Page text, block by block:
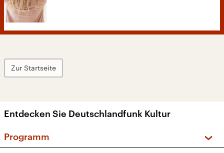
Zur Startseite
Entdecken Sie Deutschlandfunk Kultur
Programm